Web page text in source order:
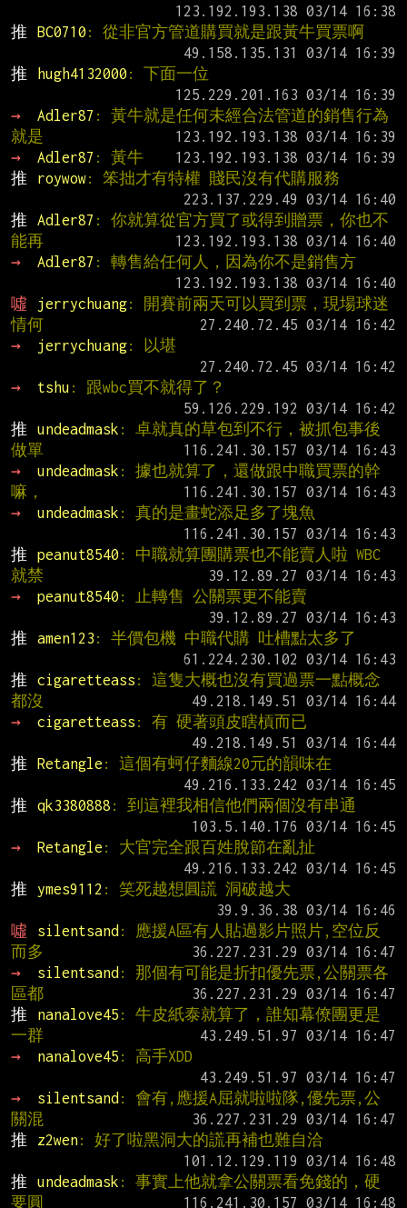
推
BC0710 : 從非官方管道購買就是跟黃牛買票啊
推
hugh4132000 : 下面一位
→
Adler87 : 黃牛就是任何未經合法管道的銷售行為
就是
→
Adler87 : 黃牛
推
roywow: 笨拙才有特權 賤民沒有代購服務
推
Adler87 : 你就算從官方買了或得到贈票，你也不
能再
→
Adler87 : 轉售給任何人，因為你不是銷售方
噓
jerrychuang: 開賽前兩天可以買到票，現場球迷
情何
→
jerrychuang: 以堪
→
tshu : 跟wbc買不就得了？
推
undeadmask : 卓就真的草包到不行，被抓包事後
做單
→
undeadmask : 據也就算了，還做跟中職買票的幹
嘛，
→
undeadmask : 真的是畫蛇添足多了塊魚
推
peanut8540 : 中職就算團購票也不能賣人啦 WBC
就禁
→
peanut8540 : 止轉售 公關票更不能賣
推
amen123 : 半價包機 中職代購 吐槽點太多了
推
cigaretteass : 這隻大概也沒有買過票一點概念
都沒
→
cigaretteass : 有 硬著頭皮瞎槓而已
推
Retangle : 這個有蚵仔麵線20元的韻味在
推
qk3380888 : 到這裡我相信他們兩個沒有串通
→
Retangle : 大官完全跟百姓脫節在亂扯
推
ymes9112 : 笑死越想圓謊 洞破越大
噓
silentsand : 應援A區有人貼過影片照片,空位反
而多
→
silentsand : 那個有可能是折扣優先票,公關票各
區都
推
nanalove45 : 牛皮紙泰就算了，誰知幕僚團更是
一群
→
nanalove45 : 高手XDD
→
silentsand : 會有,應援A屈就啦啦隊,優先票,公
關混
推
z2wen: 好了啦黑洞大的謊再補也難自洽
推
undeadmask : 事實上他就拿公關票看免錢的，硬
要圓